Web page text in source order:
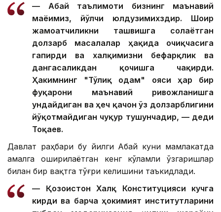
— Абай таълимоти бизнинг маънавий
маёғимиз, йўлчи юлдузимихздир. Шоир
жамоатчиликни ташвишга солаётган
долзарб масалалар ҳақида очиқчасига
гапирди ва халқимизни бефарқлик ва
дангасаликдан қочишга чақирди.
Ҳакимнинг "Тўлиқ одам" ғояси ҳар бир
фуқарони маънавий ривожланишга
ундайдиган ва ҳеч қачон ўз долзарблигини
йўқотмайдиган чуқур тушунчадир, — деди
Тоқаев.
Давлат раҳбари бу йилги Абай куни мамлакатда
амалга оширилаётган кенг кўламли ўзгаришлар
билан бир вақтга тўғри келишини таъкидлади.
— Қозоғистон Халқ Конституцияси кучга
кирди ва барча ҳокимият институтларини